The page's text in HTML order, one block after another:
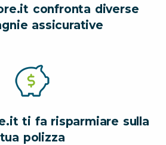
confronta diverse
assicurative
ti fa risparmiare sulla
tua polizza